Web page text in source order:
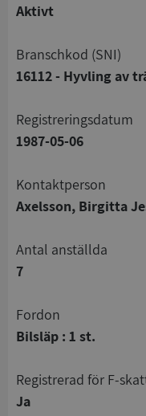
Aktivt
branschkod (SNI)
16112 - Hyvling av
registreringsdatum
1987-05-06
Kontaktperson
Axelsson, Birgitta
Antal anställda
7
Fordon
Bilsläp : 1 st.
registrerad för F-
Ja